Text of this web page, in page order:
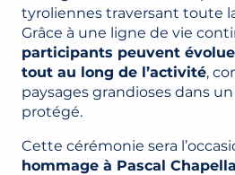
tyroliennes traversant toute
Grâce à une ligne de vie
participants peuvent
tout au long de l’activité,
paysages grandioses dans
protégé.
Cette cérémonie sera
hommage à Pascal